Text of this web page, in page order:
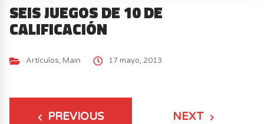
SEIS JUEGOS DE 10 DE
CALIFICACIÓN
Artículos, Main 17 mayo, 2013
PREVIOUS NEXT